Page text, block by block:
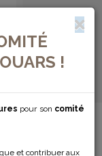
!
pour son comité
et contribuer aux